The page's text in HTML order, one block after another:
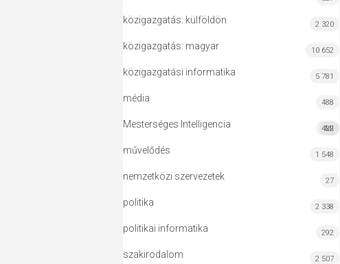
közigazgatás: külföldön 2 320
közigazgatás: magyar 10 652
közigazgatási informatika 5 781
média 488
Mesterséges Intelligencia MI
422
művelődés 1 548
nemzetközi szervezetek 27
politika 2 338
politikai informatika 292
szakirodalom 2 507